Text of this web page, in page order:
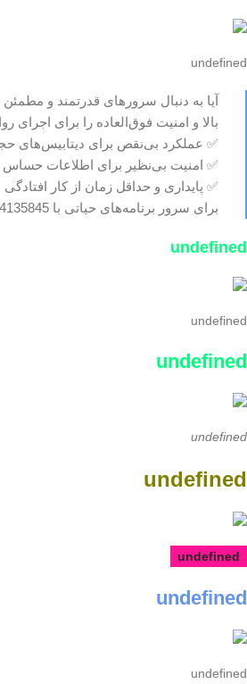
undefined
بالا و امنیت فوق‌العاده را برای
✅ عملکرد بی‌نقص برای دیتابیس‌های
✅ امنیت بی‌نظیر برای اطلاعات حساس
✅ پایداری و حداقل زمان از کار افتادگی
برای سرور برنامه‌های حیاتی با 09124135845 تماس بگیرید!
undefined
undefined
undefined
undefined
undefined
undefined
undefined
undefined